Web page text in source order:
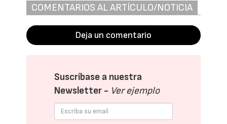
COMENTARIOS AL ARTÍCULO/NOTICIA
Deja un comentario
Suscríbase a nuestra
Newsletter - Ver ejemplo